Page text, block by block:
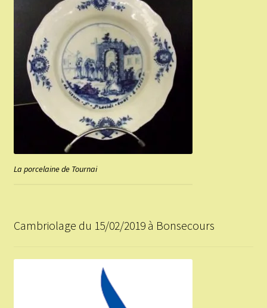
La porcelaine de Tournai
Cambriolage du 15/02/2019 à Bonsecours